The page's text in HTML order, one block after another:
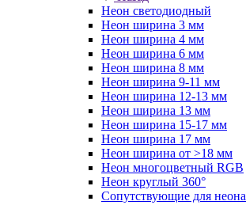
Неон светодиодный
Неон ширина 3 мм
Неон ширина 4 мм
Неон ширина 6 мм
Неон ширина 8 мм
Неон ширина 9-11 мм
Неон ширина 12-13 мм
Неон ширина 13 мм
Неон ширина 15-17 мм
Неон ширина 17 мм
Неон ширина от >18 мм
Неон многоцветный RGB
Неон круглый 360°
Сопутствующие для неона